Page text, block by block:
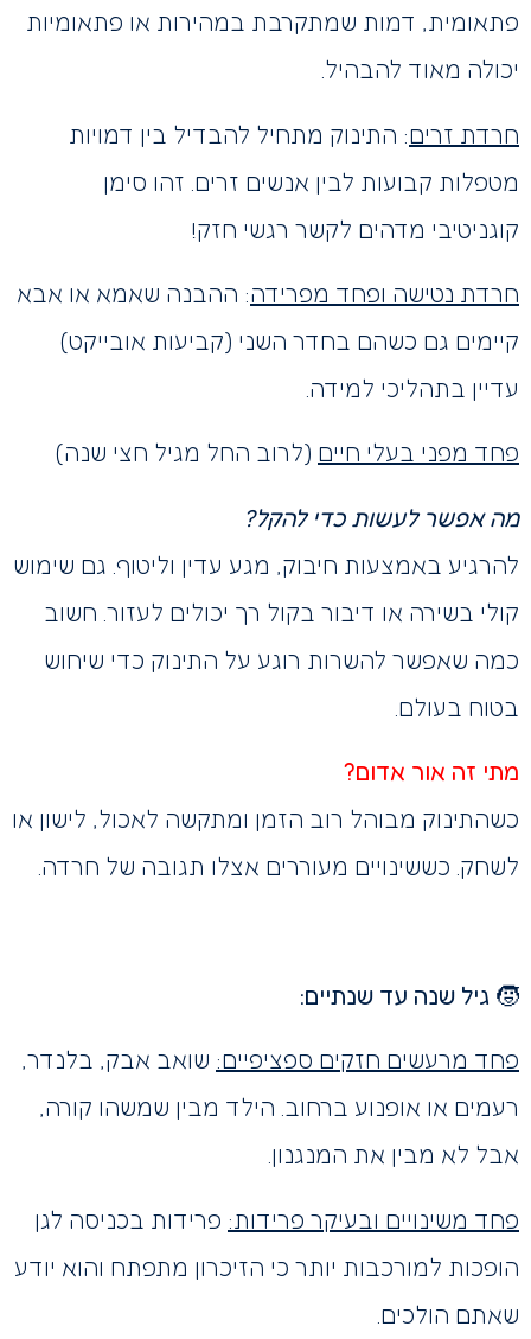
פתאומית, דמות שמתקרבת במהירות או פתאומיות
יכולה מאוד להבהיל.
חרדת זרים: התינוק מתחיל להבדיל בין דמויות
מטפלות קבועות לבין אנשים זרים. זהו סימן
קוגניטיבי מדהים לקשר רגשי חזק!
חרדת נטישה ופחד מפרידה: ההבנה שאמא או אבא
קיימים גם כשהם בחדר השני (קביעות אובייקט)
עדיין בתהליכי למידה.
פחד מפני בעלי חיים (לרוב החל מגיל חצי שנה)
מה אפשר לעשות כדי להקל?
להרגיע באמצעות חיבוק, מגע עדין וליטוף. גם שימוש
קולי בשירה או דיבור בקול רך יכולים לעזור. חשוב
כמה שאפשר להשרות רוגע על התינוק כדי שיחוש
בטוח בעולם.
מתי זה אור אדום?
כשהתינוק מבוהל רוב הזמן ומתקשה לאכול, לישון או
לשחק. כששינויים מעוררים אצלו תגובה של חרדה.
🧒 גיל שנה עד שנתיים:
פחד מרעשים חזקים ספציפיים: שואב אבק, בלנדר,
רעמים או אופנוע ברחוב. הילד מבין שמשהו קורה,
אבל לא מבין את המנגנון.
פחד משינויים ובעיקר פרידות: פרידות בכניסה לגן
הופכות למורכבות יותר כי הזיכרון מתפתח והוא יודע
שאתם הולכים.